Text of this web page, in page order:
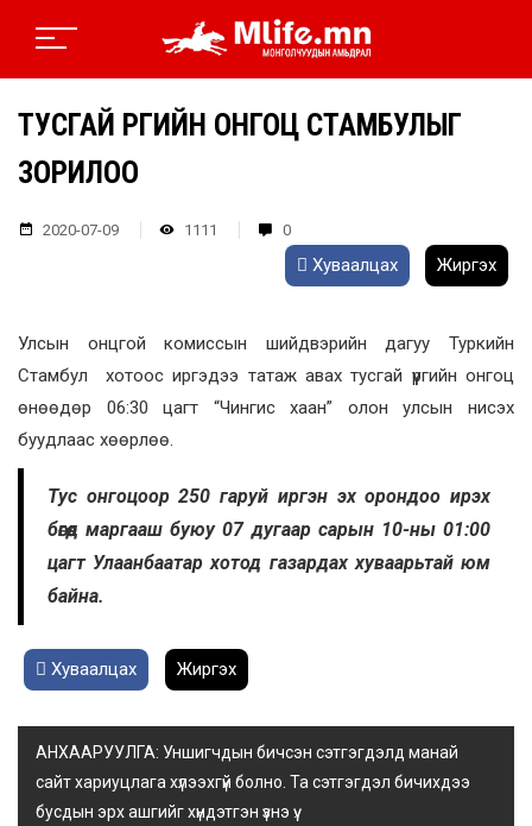
ТУСГАЙ ҮҮРГИЙН ОНГОЦ СТАМБУЛЫГ
ЗОРИЛОО
2020-07-09 1111 0
Хуваалцах Жиргэх
Улсын онцгой комиссын шийдвэрийн дагуу Туркийн
Стамбул хотоос иргэдээ татаж авах тусгай үүргийн онгоц
өнөөдөр 06:30 цагт “Чингис хаан” олон улсын нисэх
буудлаас хөөрлөө.
Тус онгоцоор 250 гаруй иргэн эх орондоо ирэх
бөгөөд маргааш буюу 07 дугаар сарын 10-ны 01:00
цагт Улаанбаатар хотод газардах хуваарьтай юм
байна.
Хуваалцах Жиргэх
АНХААРУУЛГА: Уншигчдын бичсэн сэтгэгдэлд манай
сайт хариуцлага хүлээхгүй болно. Та сэтгэгдэл бичихдээ
бусдын эрх ашгийг хүндэтгэн үзнэ үү.